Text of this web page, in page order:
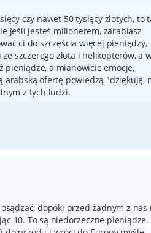
czy nawet 50 tysięcy złotych, to
jeśli jesteś milionerem, zarabiasz
ci do szczęścia więcej pieniędzy,
szczerego złota i helikopterów, a
pieniądze, a mianowicie emocje,
arabską ofertę powiedzą "dziękuję,
z tych ludzi.
dopóki przed żadnym z nas
10. To są niedorzeczne pieniądze.